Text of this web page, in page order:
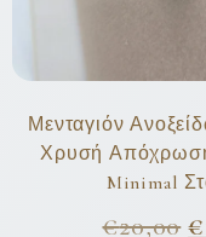
Μενταγιόν
Χρυσή
Minimal
€20,00 €